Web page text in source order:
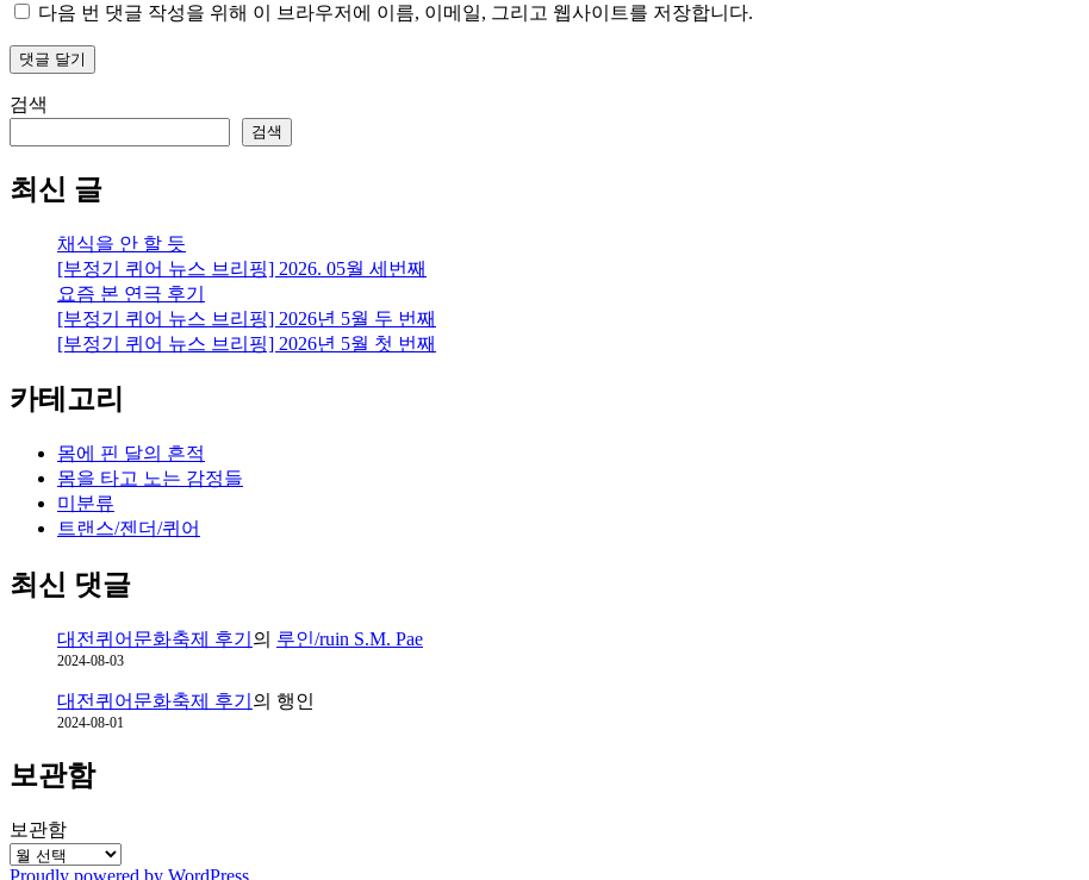
다음 번 댓글 작성을 위해 이 브라우저에 이름, 이메일, 그리고 웹사이트를 저장합니다.
검색
검색
최신 글
채식을 안 할 듯
[부정기 퀴어 뉴스 브리핑] 2026. 05월 세번째
요즘 본 연극 후기
[부정기 퀴어 뉴스 브리핑] 2026년 5월 두 번째
[부정기 퀴어 뉴스 브리핑] 2026년 5월 첫 번째
카테고리
몸에 핀 달의 흔적
몸을 타고 노는 감정들
미분류
트랜스/젠더/퀴어
최신 댓글
대전퀴어문화축제 후기 의 루인/ruin S.M. Pae
2024-08-03
대전퀴어문화축제 후기 의 행인
2024-08-01
보관함
보관함
Proudly powered by WordPress